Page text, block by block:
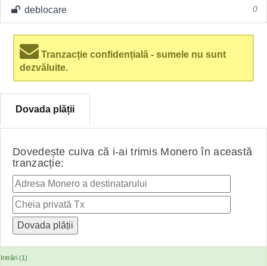
deblocare 0
Tranzacție confidențială - sumele nu sunt
dezvăluite.
Dovada plății
Dovedește cuiva că i-ai trimis Monero în această
tranzacție:
Intrări (1)